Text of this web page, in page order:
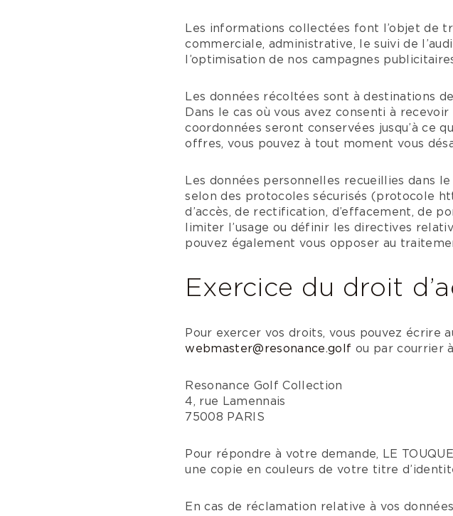
Les informations collectées font l’objet de
commerciale, administrative, le suivi de
l’optimisation de nos campagnes
Les données récoltées sont à destinations de
Dans le cas où vous avez consenti à recevoir
coordonnées seront conservées jusqu’à ce
offres, vous pouvez à tout moment vous
Les données personnelles recueillies dans
selon des protocoles sécurisés (protocole
d’accès, de rectification, d’effacement, de
limiter l’usage ou définir les directives
pouvez également vous opposer au
Exercice du droit
Pour exercer vos droits, vous pouvez écrire
webmaster@resonance.golf ou par courrier
Resonance Golf Collection
4, rue Lamennais
75008 PARIS
Pour répondre à votre demande, LE
une copie en couleurs de votre titre
En cas de réclamation relative à vos